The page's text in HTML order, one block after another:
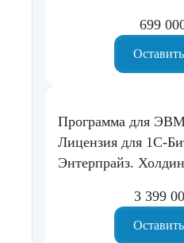
699
Программа для
Лицензия для 1С-
Энтерпрайз.
3 399